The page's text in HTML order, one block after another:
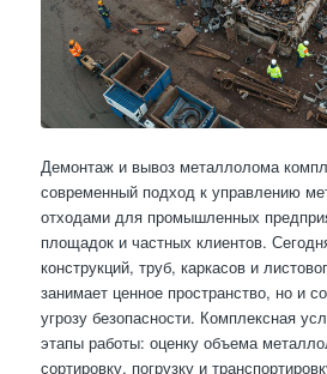
Демонтаж и вывоз металлолома
современный подход к управлению
отходами для промышленных
площадок и частных клиентов.
конструкций, труб, каркасов и
занимает ценное пространство, но и
угрозу безопасности. Комплексная
этапы работы: оценку объема
сортировку, погрузку и